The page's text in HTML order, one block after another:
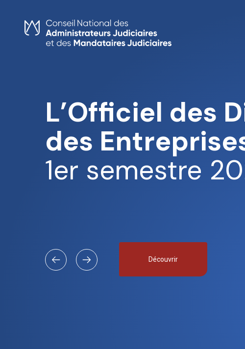
content
L’Officiel des
des
1er semestre
Découvrir